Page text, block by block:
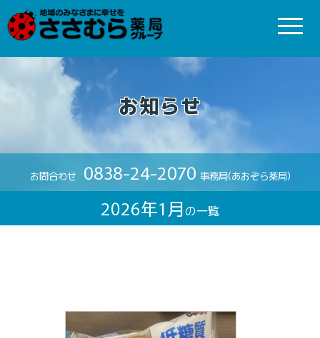
お知らせ
お問合わせ 0838-24-2070 事務局(あおぞら薬局)
2026年1月の一覧